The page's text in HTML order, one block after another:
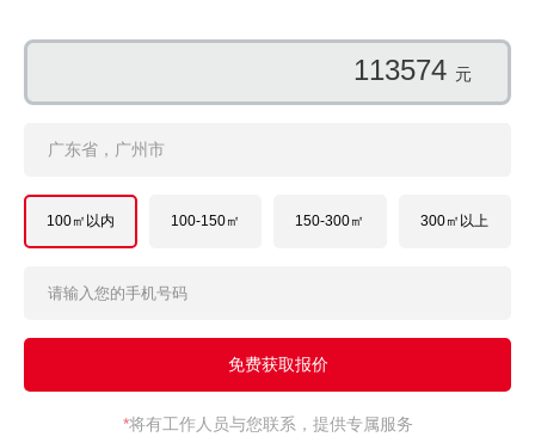
103165 元
广东省，广州市
100㎡以内 100-150㎡ 150-300㎡ 300㎡以上
*将有工作人员与您联系，提供专属服务